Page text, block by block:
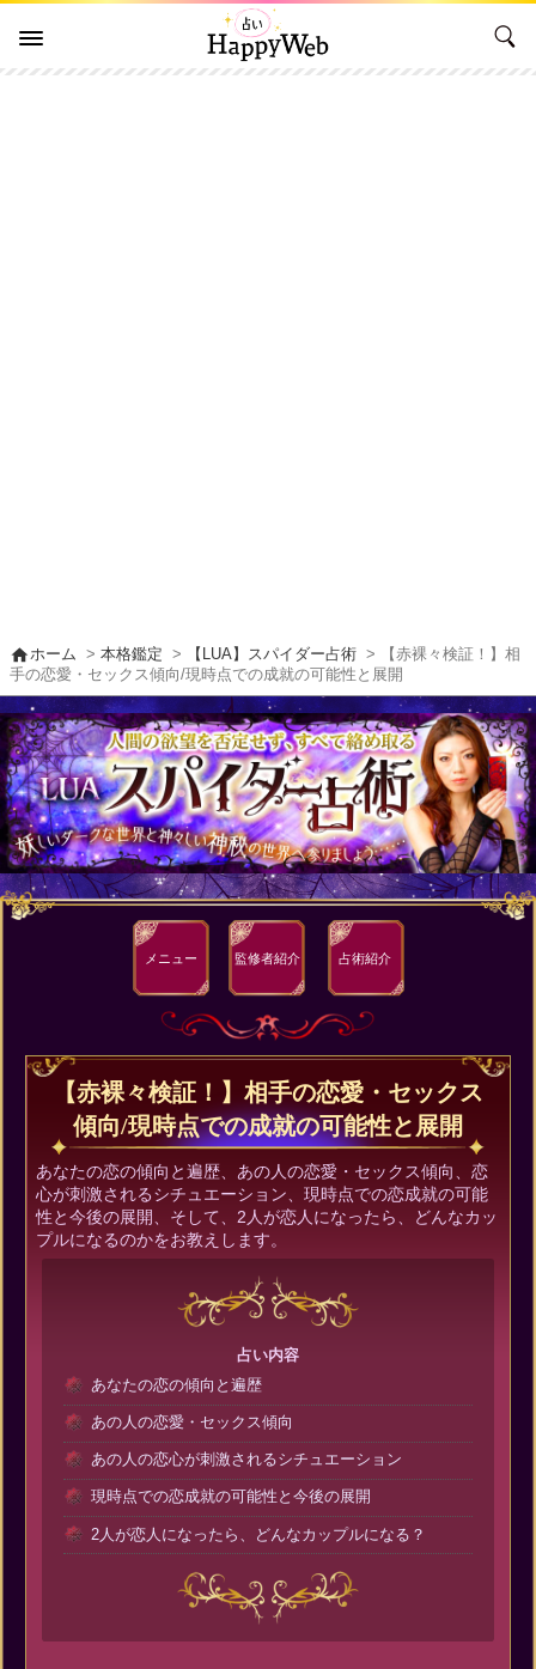
homeホーム >本格鑑定 > 【LUA】スパイダー占術 > 【赤裸々検証！】相
手の恋愛・セックス傾向/現時点での成就の可能性と展開
メニュー 監修者紹介 占術紹介
【赤裸々検証！】相手の恋愛・セックス
傾向/現時点での成就の可能性と展開
あなたの恋の傾向と遍歴、あの人の恋愛・セックス傾向、恋
心が刺激されるシチュエーション、現時点での恋成就の可能
性と今後の展開、そして、2人が恋人になったら、どんなカッ
プルになるのかをお教えします。
占い内容
あなたの恋の傾向と遍歴
あの人の恋愛・セックス傾向
あの人の恋心が刺激されるシチュエーション
現時点での恋成就の可能性と今後の展開
2人が恋人になったら、どんなカップルになる？